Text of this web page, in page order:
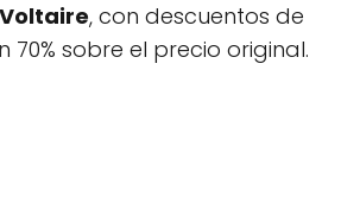
, con descuentos de
70% sobre el precio original.